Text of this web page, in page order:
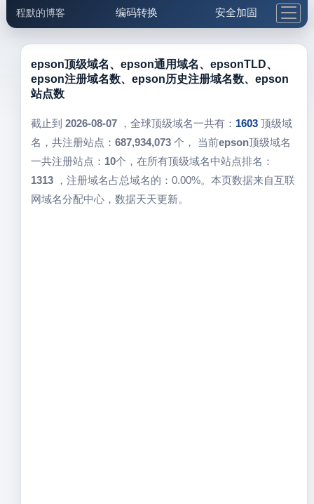
程默的博客 编码转换 安全加固
邮件工具 生活便民 更多工具
5.1支付宝大红包
epson顶级域名、epson通用域名、epsonTLD、
epson注册域名数、epson历史注册域名数、epson
站点数
截止到 2026-08-07，全球顶级域名一共有： 1603 顶级域
名，共注册站点： 687,934,073 个， 当前epson顶级域名
一共注册站点： 10个，在所有顶级域名中站点排名：
1313，注册域名占总域名的：0.00%。本页数据来自互联
网域名分配中心，数据天天更新。